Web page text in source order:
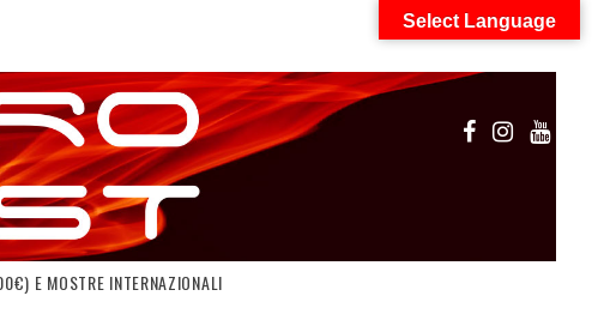
E MOSTRE INTERNAZIONALI
Select Language